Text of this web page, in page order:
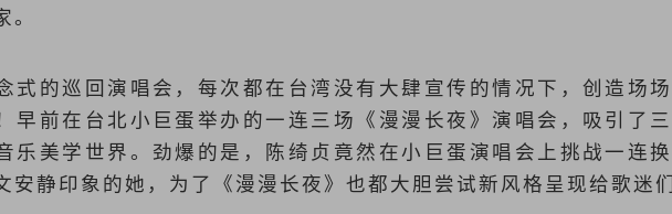
式的巡回演唱会，每次都在台湾没有大肆宣传的情况下，创造场
早前在台北小巨蛋举办的一连三场《漫漫长夜》演唱会，吸引了
乐美学世界。劲爆的是，陈绮贞竟然在小巨蛋演唱会上挑战一连
安静印象的她，为了《漫漫长夜》也都大胆尝试新风格呈现给歌迷们